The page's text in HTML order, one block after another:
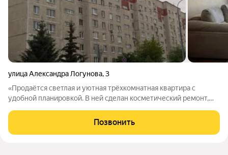
улица Александра Логунова,3
«Продаётся светлая и уютная трёхкомнатная квартира с
удобной планировкой. В ней сделан косметический ремонт,
достаточно большая для размещения гарнитура и обеденной
зоны. Санузел отделан кафельной
Позвонить